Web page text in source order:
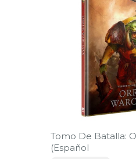
Tomo De Batalla:
(Español